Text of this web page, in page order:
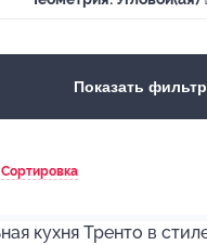
Показать фильтр
Сортировка